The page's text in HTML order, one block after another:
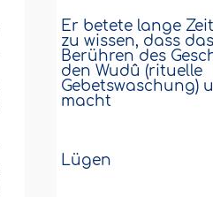
Er betete lange
zu wissen, dass das
Berühren des
den Wudû (rituelle
Gebetswaschung)
macht
Lügen